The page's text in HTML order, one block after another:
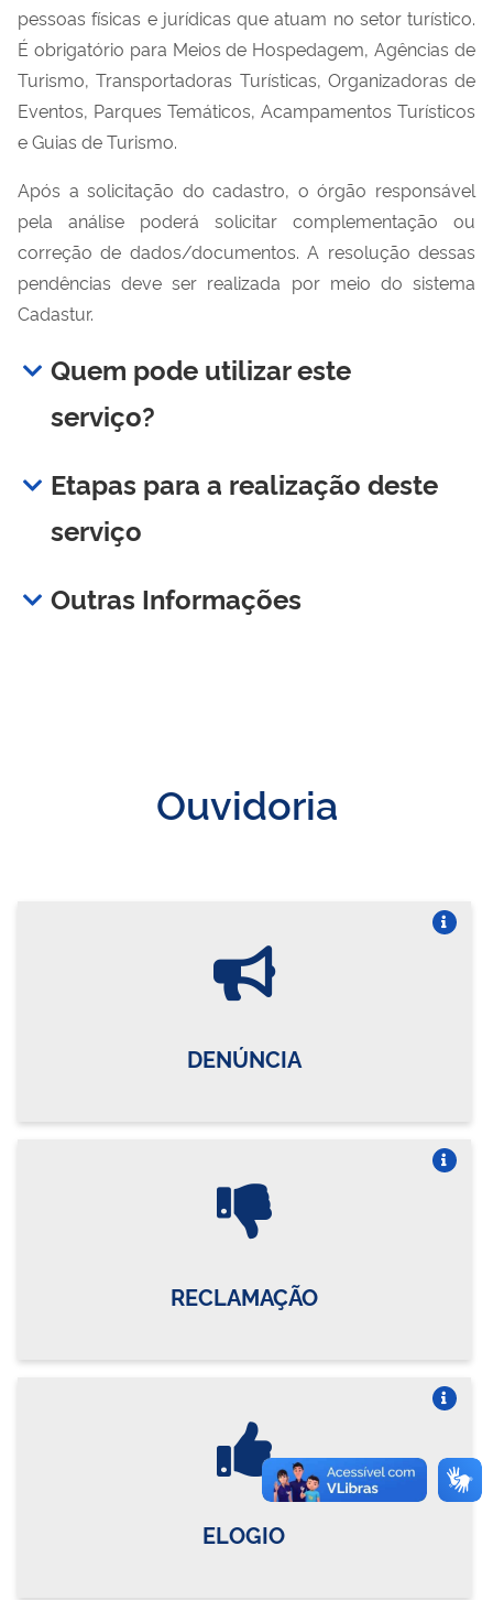
pessoas físicas e jurídicas que atuam no setor turístico.
É obrigatório para Meios de Hospedagem, Agências de
Turismo, Transportadoras Turísticas, Organizadoras de
Eventos, Parques Temáticos, Acampamentos Turísticos
e Guias de Turismo.
Após a solicitação do cadastro, o órgão responsável
pela análise poderá solicitar complementação ou
correção de dados/documentos. A resolução dessas
pendências deve ser realizada por meio do sistema
Cadastur.
Quem pode utilizar este
serviço?
Etapas para a realização deste
serviço
Outras Informações
Ouvidoria
DENÚNCIA
RECLAMAÇÃO
ELOGIO